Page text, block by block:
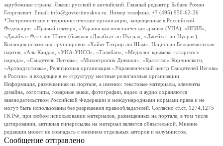
зарубежные страны. Языки: русский и английский. Главный редактор Бабаян Роман
Георгиевич. Email: info@govoritmoskva.ru. Номер телефона: +7 (495) 950-62-26
*Экстремистские и террористические организации, запрещенные в Российской
Федерации: «Правый сектор», «Украинская повстанческая армия» (УПА), «ИГИЛ»,
«Джабхат Фатх аш-Шам» (бывшая «Джабхат ан-Нусра», «Джебхат ан-Нусра»),
Коалиция исламских группировок «Хайят Тахрир аш-Шам», Национал-Большевистская
партия, «Аль-Каида», «УНА-УНСО», «Талибан», «Меджлис крымско-татарского
народа», «Свидетели Иеговы», «Мизантропик Дивижн», «Братство» Корчинского,
«Артподготовка», Религиозная организация «Управленческий центр Свидетелей Иеговы
в России» и входящие в ее структуру местные религиозные организации.
Информация, размещенная на портале, а именно: текстовые материалы, элементы
дизайна, логотипы, товарные знаки, фотографии, видео и аудио охраняются
законодательством Российской Федерации и международными нормами права и не
могут быть использованы без разрешения правообладателей. Согласно ст.ст. 1274,1275
ГК РФ, при любом использовании материалов, размещенных на портале, в том числе
цитировании, активная гиперссылка на материал является обязательной. Мнение
редакции может не совпадать с мнением отдельных авторов и колумнистов.
Сообщение отправлено